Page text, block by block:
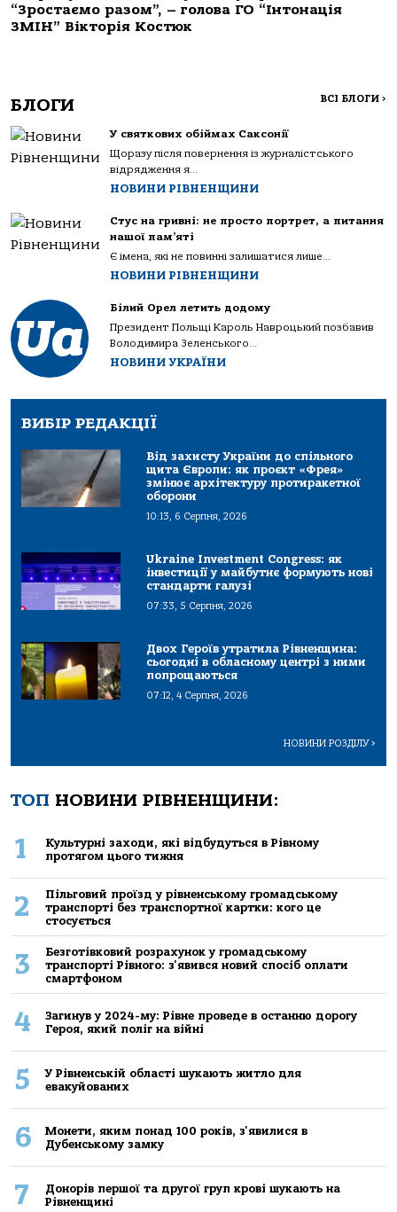
“Зростаємо разом”, – голова ГО “Інтонація
ЗМІН” Вікторія Костюк
БЛОГИ ВСІ БЛОГИ >
У святкових обіймах Саксонії
Щоразу після повернення із журналістського
відрядження я...
НОВИНИ РІВНЕНЩИНИ
Стус на гривні: не просто портрет, а питання
нашої пам’яті
Є імена, які не повинні залишатися лише...
НОВИНИ РІВНЕНЩИНИ
Білий Орел летить додому
Президент Польщі Кароль Навроцький позбавив
Володимира Зеленського...
НОВИНИ УКРАЇНИ
ВИБІР РЕДАКЦІЇ
Від захисту України до спільного
щита Європи: як проєкт «Фрея»
змінює архітектуру протиракетної
оборони
10:13, 6 Серпня, 2026
Ukraine Investment Congress: як
інвестиції у майбутнє формують нові
стандарти галузі
07:33, 5 Серпня, 2026
Двох Героїв утратила Рівненщина:
сьогодні в обласному центрі з ними
попрощаються
07:12, 4 Серпня, 2026
НОВИНИ РОЗДІЛУ>
ТОП НОВИНИ РІВНЕНЩИНИ:
1
Культурні заходи, які відбудуться в Рівному
протягом цього тижня
2
Пільговий проїзд у рівненському громадському
транспорті без транспортної картки: кого це
стосується
3
Безготівковий розрахунок у громадському
транспорті Рівного: з'явився новий спосіб оплати
смартфоном
4
Загинув у 2024-му: Рівне проведе в останню дорогу
Героя, який поліг на війні
5
У Рівненській області шукають житло для
евакуйованих
6
Монети, яким понад 100 років, з'явилися в
Дубенському замку
7
Донорів першої та другої груп крові шукають на
Рівненщині